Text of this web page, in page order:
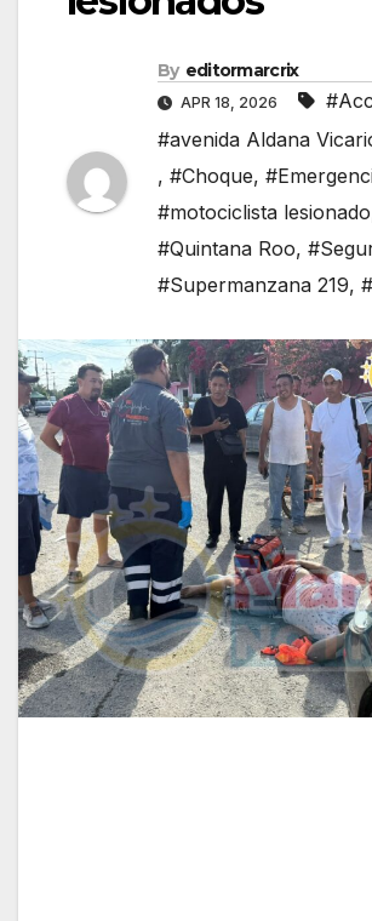
By editormarcrix
APR 18, 2026
#avenida Aldana
, #Choque,
#motociclista lesionado
#Quintana Roo,
#Supermanzana 219,